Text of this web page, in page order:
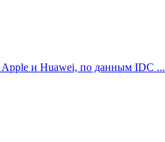
Apple и Huawei, по данным IDC ...